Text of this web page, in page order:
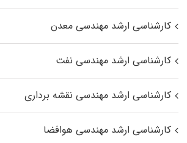
کارشناسی ارشد مهندسی معدن
کارشناسی ارشد مهندسی نفت
کارشناسی ارشد مهندسی نقشه برداری
کارشناسی ارشد مهندسی هوافضا